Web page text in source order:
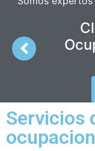
Servicios